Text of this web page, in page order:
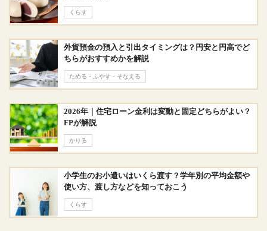
くらす
外貨預金の預入と引出タイミングは？円安と円高でど
ちらがおすすめかを解説
ためる・ふやす・そなえる
2026年｜住宅ローン金利は変動と固定どちらがよい？
FPが解説
かりる
小学生のお小遣いはいくら渡す？学年別の平均金額や
使い方、渡し方などを知っておこう
くらす